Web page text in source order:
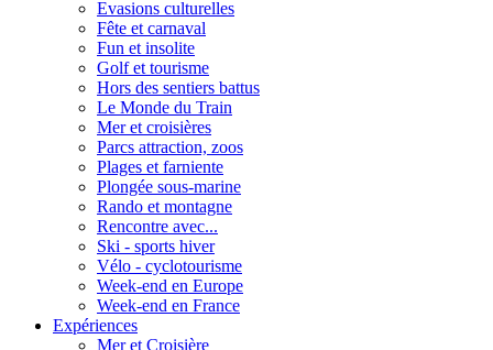
Evasions culturelles
Fête et carnaval
Fun et insolite
Golf et tourisme
Hors des sentiers battus
Le Monde du Train
Mer et croisières
Parcs attraction, zoos
Plages et farniente
Plongée sous-marine
Rando et montagne
Rencontre avec...
Ski - sports hiver
Vélo - cyclotourisme
Week-end en Europe
Week-end en France
Expériences
Mer et Croisière